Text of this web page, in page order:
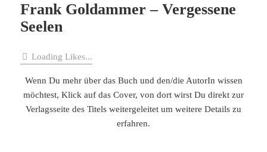
Frank Goldammer – Vergessene
Seelen
Loading Likes...
Wenn Du mehr über das Buch und den/die AutorIn wissen
möchtest, Klick auf das Cover, von dort wirst Du direkt zur
Verlagsseite des Titels weitergeleitet um weitere Details zu
erfahren.